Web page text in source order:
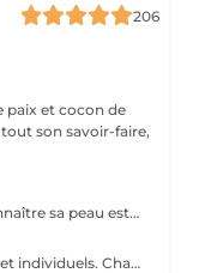
206
paix et cocon de
son savoir-faire,
Analyse de peau Face Mapping® Bien connaître sa peau est la première étape pour obtenir une peau en bonne santé. Grâce au concept exclusif de Face Mapping®, votre Skin Thérapeute Dermalogica analyse votre peau, zone par zone, pour comprendre ses besoins et ses carences. Une routine de soins appropriée et des conseils personnalisés vous seront ensuite prodigués.
Soins manuels sur mesure, personnalisés et individuels. Chaque rendez-vous une nouvelle expérience, avec une analyse cutanée précise Face Mapping®, toute en fonction de vos attentes et des besoins de votre peau